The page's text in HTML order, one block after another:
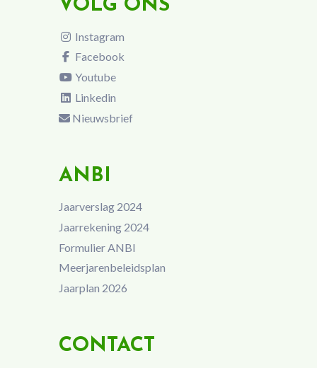
VOLG ONS
Instagram
Facebook
Youtube
Linkedin
Nieuwsbrief
ANBI
Jaarverslag 2024
Jaarrekening 2024
Formulier ANBI
Meerjarenbeleidsplan
Jaarplan 2026
CONTACT